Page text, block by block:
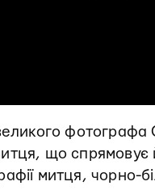
що спрямовує
митця, чорно-